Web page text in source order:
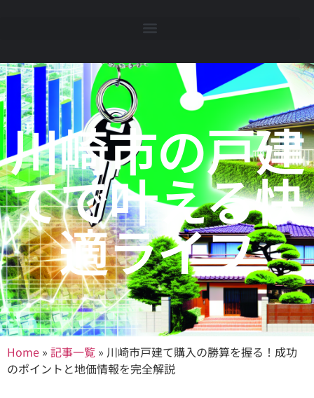
川崎市の戸建
てで叶える快
適ライフ
Home » 記事一覧 » 川崎市戸建て購入の勝算を握る！成功
のポイントと地価情報を完全解説